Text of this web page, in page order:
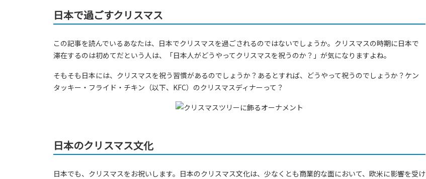
日本で過ごすクリスマス
この記事を読んでいるあなたは、日本でクリスマスを過ごされるのではないでしょうか。クリスマスの時期に日本で
滞在するのは初めてだという人は、「日本人がどうやってクリスマスを祝うのか？」が気になりますよね。
そもそも日本には、クリスマスを祝う習慣があるのでしょうか？あるとすれば、どうやって祝うのでしょうか？ケン
タッキー・フライド・チキン（以下、KFC）のクリスマスディナーって？
日本のクリスマス文化
日本でも、クリスマスをお祝いします。日本のクリスマス文化は、少なくとも商業的な面において、欧米に影響を受け